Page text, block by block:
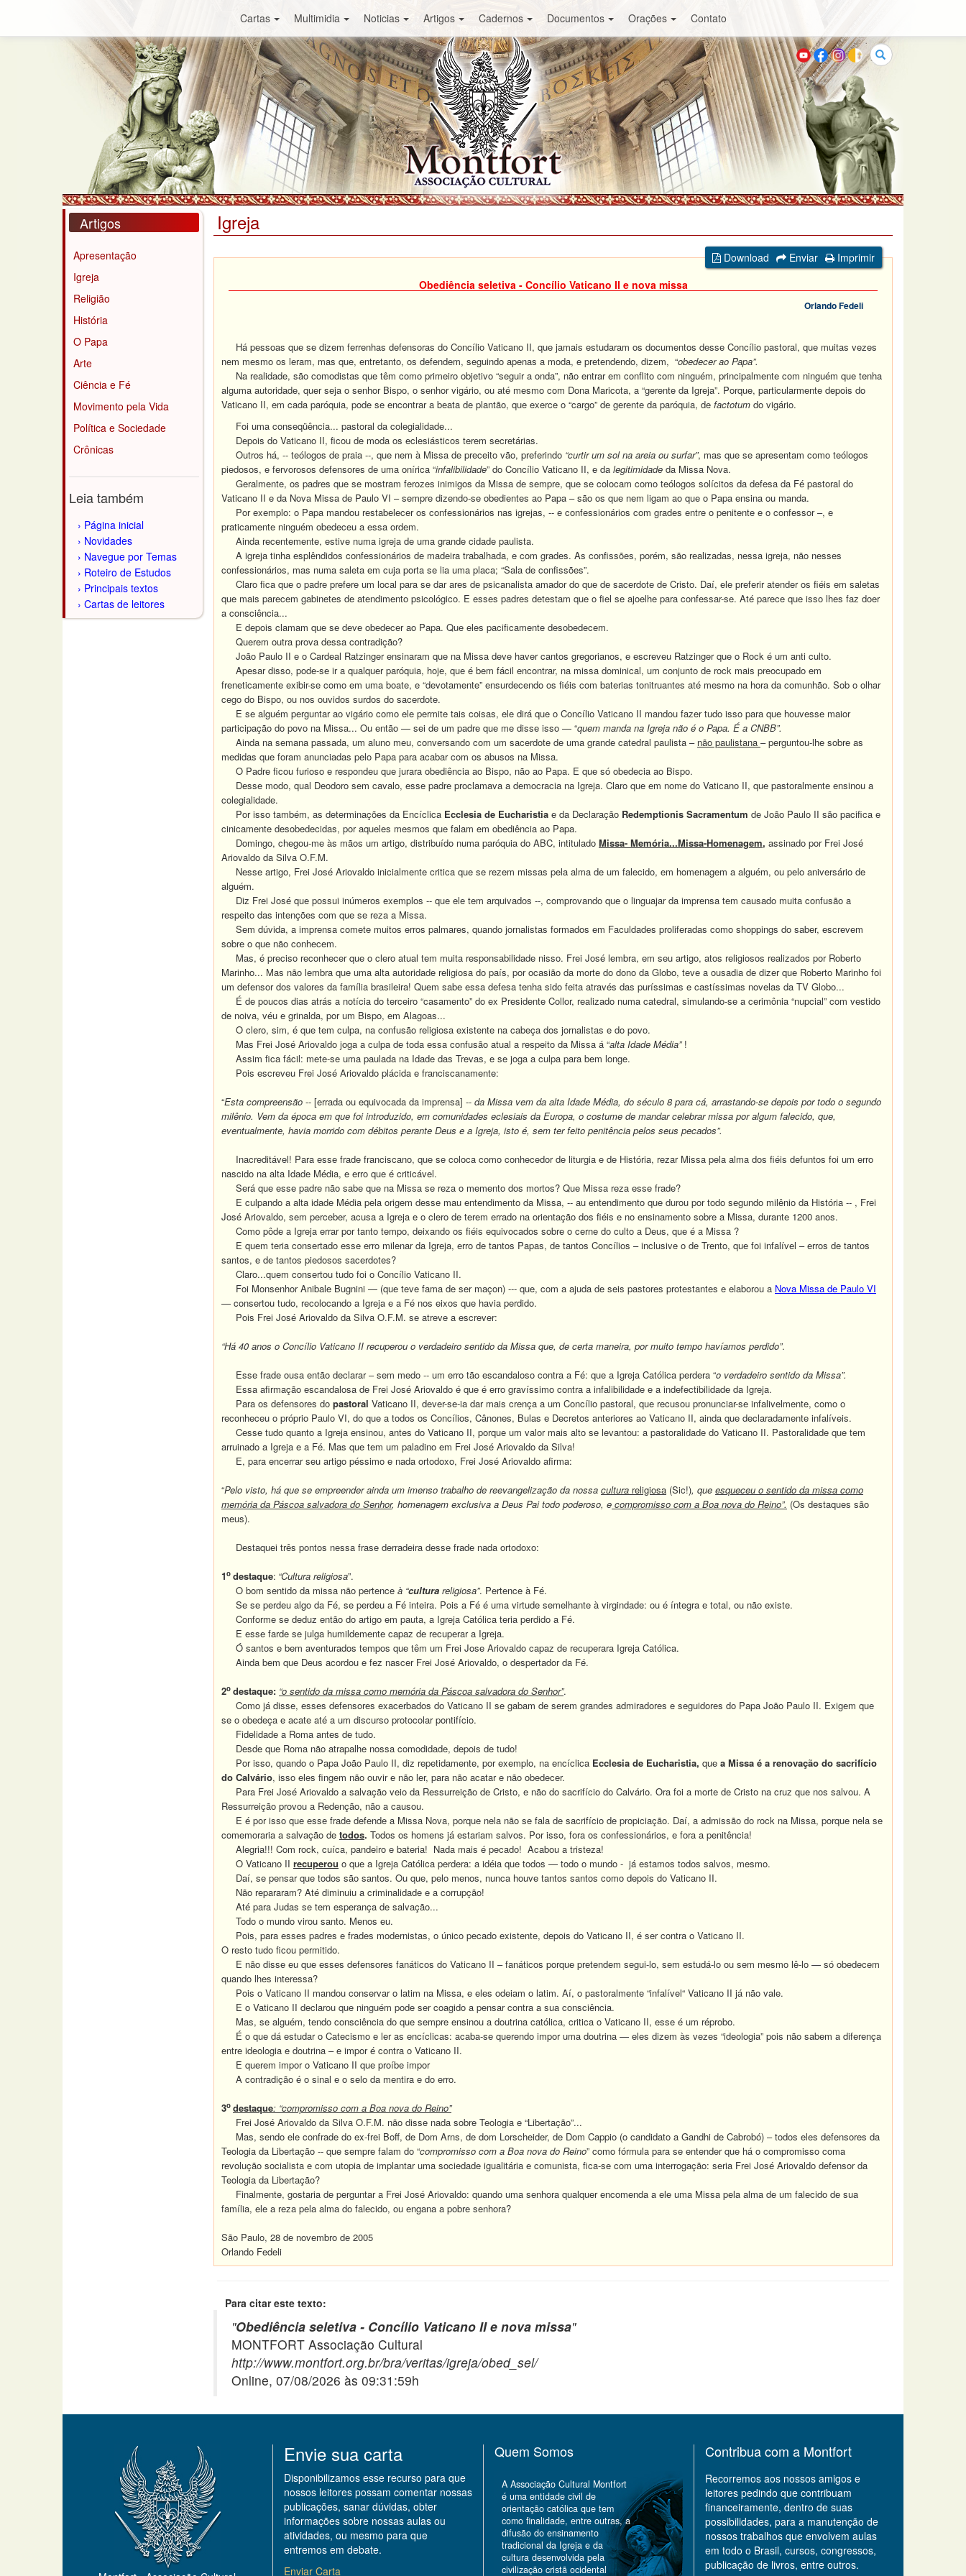
Cartas Multimidia Noticias Artigos Cadernos Documentos Orações Contato
Buscar
Artigos
Apresentação
Igreja
Religião
História
O Papa
Arte
Ciência e Fé
Movimento pela Vida
Política e Sociedade
Crônicas
Leia também
Página inicial
Novidades
Navegue por Temas
Roteiro de Estudos
Principais textos
Cartas de leitores
Igreja
Download Enviar
Imprimir
Obediência seletiva - Concílio Vaticano II e nova missa
Orlando Fedeli
Há pessoas que se dizem ferrenhas defensoras do Concílio Vaticano II, que jamais estudaram os documentos desse Concílio pastoral, que muitas vezes
nem mesmo os leram, mas que, entretanto, os defendem, seguindo apenas a moda, e pretendendo, dizem, “obedecer ao Papa”.
Na realidade, são comodistas que têm como primeiro objetivo “seguir a onda”, não entrar em conflito com ninguém, principalmente com ninguém que tenha
alguma autoridade, quer seja o senhor Bispo, o senhor vigário, ou até mesmo com Dona Maricota, a “gerente da Igreja”. Porque, particularmente depois do
Vaticano II, em cada paróquia, pode se encontrar a beata de plantão, que exerce o “cargo” de gerente da paróquia, de factotum do vigário.
Foi uma conseqüência... pastoral da colegialidade...
Depois do Vaticano II, ficou de moda os eclesiásticos terem secretárias.
Outros há, -- teólogos de praia --, que nem à Missa de preceito vão, preferindo “curtir um sol na areia ou surfar”, mas que se apresentam como teólogos
piedosos, e fervorosos defensores de uma onírica “infalibilidade” do Concílio Vaticano II, e da legitimidade da Missa Nova.
Geralmente, os padres que se mostram ferozes inimigos da Missa de sempre, que se colocam como teólogos solícitos da defesa da Fé pastoral do
Vaticano II e da Nova Missa de Paulo VI – sempre dizendo-se obedientes ao Papa – são os que nem ligam ao que o Papa ensina ou manda.
Por exemplo: o Papa mandou restabelecer os confessionários nas igrejas, -- e confessionários com grades entre o penitente e o confessor –, e
praticamente ninguém obedeceu a essa ordem.
Ainda recentemente, estive numa igreja de uma grande cidade paulista.
A igreja tinha esplêndidos confessionários de madeira trabalhada, e com grades. As confissões, porém, são realizadas, nessa igreja, não nesses
confessionários, mas numa saleta em cuja porta se lia uma placa; “Sala de confissões”.
Claro fica que o padre prefere um local para se dar ares de psicanalista amador do que de sacerdote de Cristo. Daí, ele preferir atender os fiéis em saletas
que mais parecem gabinetes de atendimento psicológico. E esses padres detestam que o fiel se ajoelhe para confessar-se. Até parece que isso lhes faz doer
a consciência...
E depois clamam que se deve obedecer ao Papa. Que eles pacificamente desobedecem.
Querem outra prova dessa contradição?
João Paulo II e o Cardeal Ratzinger ensinaram que na Missa deve haver cantos gregorianos, e escreveu Ratzinger que o Rock é um anti culto.
Apesar disso, pode-se ir a qualquer paróquia, hoje, que é bem fácil encontrar, na missa dominical, um conjunto de rock mais preocupado em
freneticamente exibir-se como em uma boate, e “devotamente” ensurdecendo os fiéis com baterias tonitruantes até mesmo na hora da comunhão. Sob o olhar
cego do Bispo, ou nos ouvidos surdos do sacerdote.
E se alguém perguntar ao vigário como ele permite tais coisas, ele dirá que o Concílio Vaticano II mandou fazer tudo isso para que houvesse maior
participação do povo na Missa... Ou então — sei de um padre que me disse isso — “quem manda na Igreja não é o Papa. É a CNBB”.
Ainda na semana passada, um aluno meu, conversando com um sacerdote de uma grande catedral paulista – não paulistana – perguntou-lhe sobre as
medidas que foram anunciadas pelo Papa para acabar com os abusos na Missa.
O Padre ficou furioso e respondeu que jurara obediência ao Bispo, não ao Papa. E que só obedecia ao Bispo.
Desse modo, qual Deodoro sem cavalo, esse padre proclamava a democracia na Igreja. Claro que em nome do Vaticano II, que pastoralmente ensinou a
colegialidade.
Por isso também, as determinações da Encíclica Ecclesia de Eucharistia e da Declaração Redemptionis Sacramentum de João Paulo II são pacifica e
cinicamente desobedecidas, por aqueles mesmos que falam em obediência ao Papa.
Domingo, chegou-me às mãos um artigo, distribuído numa paróquia do ABC, intitulado Missa- Memória...Missa-Homenagem, assinado por Frei José
Ariovaldo da Silva O.F.M.
Nesse artigo, Frei José Ariovaldo inicialmente critica que se rezem missas pela alma de um falecido, em homenagem a alguém, ou pelo aniversário de
alguém.
Diz Frei José que possui inúmeros exemplos -- que ele tem arquivados --, comprovando que o linguajar da imprensa tem causado muita confusão a
respeito das intenções com que se reza a Missa.
Sem dúvida, a imprensa comete muitos erros palmares, quando jornalistas formados em Faculdades proliferadas como shoppings do saber, escrevem
sobre o que não conhecem.
Mas, é preciso reconhecer que o clero atual tem muita responsabilidade nisso. Frei José lembra, em seu artigo, atos religiosos realizados por Roberto
Marinho... Mas não lembra que uma alta autoridade religiosa do país, por ocasião da morte do dono da Globo, teve a ousadia de dizer que Roberto Marinho foi
um defensor dos valores da família brasileira! Quem sabe essa defesa tenha sido feita através das puríssimas e castíssimas novelas da TV Globo...
É de poucos dias atrás a notícia do terceiro “casamento” do ex Presidente Collor, realizado numa catedral, simulando-se a cerimônia “nupcial” com vestido
de noiva, véu e grinalda, por um Bispo, em Alagoas...
O clero, sim, é que tem culpa, na confusão religiosa existente na cabeça dos jornalistas e do povo.
Mas Frei José Ariovaldo joga a culpa de toda essa confusão atual a respeito da Missa á “alta Idade Média”!
Assim fica fácil: mete-se uma paulada na Idade das Trevas, e se joga a culpa para bem longe.
Pois escreveu Frei José Ariovaldo plácida e franciscanamente:
“Esta compreensão -- [errada ou equivocada da imprensa] -- da Missa vem da alta Idade Média, do século 8 para cá, arrastando-se depois por todo o segundo
milênio. Vem da época em que foi introduzido, em comunidades eclesiais da Europa, o costume de mandar celebrar missa por algum falecido, que,
eventualmente, havia morrido com débitos perante Deus e a Igreja, isto é, sem ter feito penitência pelos seus pecados”.
Inacreditável! Para esse frade franciscano, que se coloca como conhecedor de liturgia e de História, rezar Missa pela alma dos fiéis defuntos foi um erro
nascido na alta Idade Média, e erro que é criticável.
Será que esse padre não sabe que na Missa se reza o memento dos mortos? Que Missa reza esse frade?
E culpando a alta idade Média pela origem desse mau entendimento da Missa, -- au entendimento que durou por todo segundo milênio da História -- , Frei
José Ariovaldo, sem perceber, acusa a Igreja e o clero de terem errado na orientação dos fiéis e no ensinamento sobre a Missa, durante 1200 anos.
Como pôde a Igreja errar por tanto tempo, deixando os fiéis equivocados sobre o cerne do culto a Deus, que é a Missa ?
E quem teria consertado esse erro milenar da Igreja, erro de tantos Papas, de tantos Concílios – inclusive o de Trento, que foi infalível – erros de tantos
santos, e de tantos piedosos sacerdotes?
Claro...quem consertou tudo foi o Concílio Vaticano II.
Foi Monsenhor Anibale Bugnini — (que teve fama de ser maçon) --- que, com a ajuda de seis pastores protestantes e elaborou a Nova Missa de Paulo VI
— consertou tudo, recolocando a Igreja e a Fé nos eixos que havia perdido.
Pois Frei José Ariovaldo da Silva O.F.M. se atreve a escrever:
“Há 40 anos o Concílio Vaticano II recuperou o verdadeiro sentido da Missa que, de certa maneira, por muito tempo havíamos perdido”.
Esse frade ousa então declarar – sem medo -- um erro tão escandaloso contra a Fé: que a Igreja Católica perdera “o verdadeiro sentido da Missa”.
Essa afirmação escandalosa de Frei José Ariovaldo é que é erro gravíssimo contra a infalibilidade e a indefectibilidade da Igreja.
Para os defensores do pastoral Vaticano II, dever-se-ia dar mais crença a um Concílio pastoral, que recusou pronunciar-se infalivelmente, como o
reconheceu o próprio Paulo VI, do que a todos os Concílios, Cânones, Bulas e Decretos anteriores ao Vaticano II, ainda que declaradamente infalíveis.
Cesse tudo quanto a Igreja ensinou, antes do Vaticano II, porque um valor mais alto se levantou: a pastoralidade do Vaticano II. Pastoralidade que tem
arruinado a Igreja e a Fé. Mas que tem um paladino em Frei José Ariovaldo da Silva!
E, para encerrar seu artigo péssimo e nada ortodoxo, Frei José Ariovaldo afirma:
“Pelo visto, há que se empreender ainda um imenso trabalho de reevangelização da nossa cultura religiosa (Sic!), que esqueceu o sentido da missa como
memória da Páscoa salvadora do Senhor, homenagem exclusiva a Deus Pai todo poderoso, e compromisso com a Boa nova do Reino”. (Os destaques são
meus).
Destaquei três pontos nessa frase derradeira desse frade nada ortodoxo:
1o destaque: “Cultura religiosa”.
O bom sentido da missa não pertence à “cultura religiosa”. Pertence à Fé.
Se se perdeu algo da Fé, se perdeu a Fé inteira. Pois a Fé é uma virtude semelhante à virgindade: ou é íntegra e total, ou não existe.
Conforme se deduz então do artigo em pauta, a Igreja Católica teria perdido a Fé.
E esse farde se julga humildemente capaz de recuperar a Igreja.
Ó santos e bem aventurados tempos que têm um Frei Jose Ariovaldo capaz de recuperara Igreja Católica.
Ainda bem que Deus acordou e fez nascer Frei José Ariovaldo, o despertador da Fé.
2o destaque: “o sentido da missa como memória da Páscoa salvadora do Senhor”.
Como já disse, esses defensores exacerbados do Vaticano II se gabam de serem grandes admiradores e seguidores do Papa João Paulo II. Exigem que
se o obedeça e acate até a um discurso protocolar pontifício.
Fidelidade a Roma antes de tudo.
Desde que Roma não atrapalhe nossa comodidade, depois de tudo!
Por isso, quando o Papa João Paulo II, diz repetidamente, por exemplo, na encíclica Ecclesia de Eucharistia, que a Missa é a renovação do sacrifício
do Calvário, isso eles fingem não ouvir e não ler, para não acatar e não obedecer.
Para Frei José Ariovaldo a salvação veio da Ressurreição de Cristo, e não do sacrifício do Calvário. Ora foi a morte de Cristo na cruz que nos salvou. A
Ressurreição provou a Redenção, não a causou.
E é por isso que esse frade defende a Missa Nova, porque nela não se fala de sacrifício de propiciação. Daí, a admissão do rock na Missa, porque nela se
comemoraria a salvação de todos. Todos os homens já estariam salvos. Por isso, fora os confessionários, e fora a penitência!
Alegria!!! Com rock, cuíca, pandeiro e bateria! Nada mais é pecado! Acabou a tristeza!
O Vaticano II recuperou o que a Igreja Católica perdera: a idéia que todos — todo o mundo - já estamos todos salvos, mesmo.
Daí, se pensar que todos são santos. Ou que, pelo menos, nunca houve tantos santos como depois do Vaticano II.
Não repararam? Até diminuiu a criminalidade e a corrupção!
Até para Judas se tem esperança de salvação...
Todo o mundo virou santo. Menos eu.
Pois, para esses padres e frades modernistas, o único pecado existente, depois do Vaticano II, é ser contra o Vaticano II.
O resto tudo ficou permitido.
E não disse eu que esses defensores fanáticos do Vaticano II – fanáticos porque pretendem segui-lo, sem estudá-lo ou sem mesmo lê-lo — só obedecem
quando lhes interessa?
Pois o Vaticano II mandou conservar o latim na Missa, e eles odeiam o latim. Aí, o pastoralmente “infalível“ Vaticano II já não vale.
E o Vaticano II declarou que ninguém pode ser coagido a pensar contra a sua consciência.
Mas, se alguém, tendo consciência do que sempre ensinou a doutrina católica, critica o Vaticano II, esse é um réprobo.
É o que dá estudar o Catecismo e ler as encíclicas: acaba-se querendo impor uma doutrina — eles dizem às vezes “ideologia” pois não sabem a diferença
entre ideologia e doutrina – e impor é contra o Vaticano II.
E querem impor o Vaticano II que proíbe impor
A contradição é o sinal e o selo da mentira e do erro.
3o destaque: “compromisso com a Boa nova do Reino”
Frei José Ariovaldo da Silva O.F.M. não disse nada sobre Teologia e “Libertação”...
Mas, sendo ele confrade do ex-frei Boff, de Dom Arns, de dom Lorscheider, de Dom Cappio (o candidato a Gandhi de Cabrobó) – todos eles defensores da
Teologia da Libertação -- que sempre falam do “compromisso com a Boa nova do Reino” como fórmula para se entender que há o compromisso coma
revolução socialista e com utopia de implantar uma sociedade igualitária e comunista, fica-se com uma interrogação: seria Frei José Ariovaldo defensor da
Teologia da Libertação?
Finalmente, gostaria de perguntar a Frei José Ariovaldo: quando uma senhora qualquer encomenda a ele uma Missa pela alma de um falecido de sua
família, ele a reza pela alma do falecido, ou engana a pobre senhora?
São Paulo, 28 de novembro de 2005
Orlando Fedeli
Para citar este texto:
"Obediência seletiva - Concílio Vaticano II e nova missa"
MONTFORT Associação Cultural
http://www.montfort.org.br/bra/veritas/igreja/obed_sel/
Online, 07/08/2026 às 09:31:59h
Envie sua carta
Disponibilizamos esse recurso para que
nossos leitores possam comentar nossas
publicações, sanar dúvidas, obter
informações sobre nossas aulas ou
atividades, ou mesmo para que
entremos em debate.
Enviar Carta
Quem Somos
A Associação Cultural Montfort
é uma entidade civil de
orientação católica que tem
como finalidade, entre outras, a
difusão do ensinamento
tradicional da Igreja e da
cultura desenvolvida pela
civilização cristã ocidental
Contribua com a Montfort
Recorremos aos nossos amigos e
leitores pedindo que contribuam
financeiramente, dentro de suas
possibilidades, para a manutenção de
nossos trabalhos que envolvem aulas
em todo o Brasil, cursos, congressos,
publicação de livros, entre outros.